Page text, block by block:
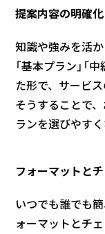
提案内容の明確化
知識や強みを活
「基本プラン」「
た形で、サービ
そうすることで
ランを選びやすく
フォーマットと
いつでも誰でも
ォーマットとチ